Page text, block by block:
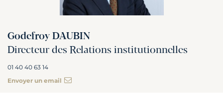
Godefroy DAUBIN
Directeur des Relations institutionnelles
01 40 40 63 14
Envoyer un email